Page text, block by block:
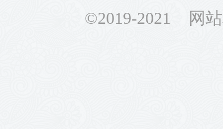
©2019-2021 网